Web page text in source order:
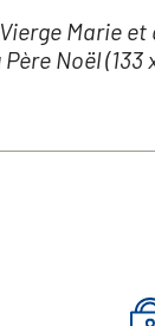
Marie
Noël (133